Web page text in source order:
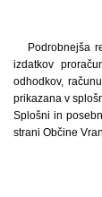
Podrobnejša
izdatkov
odhodkov,
prikazana v
Splošni in
strani Občine